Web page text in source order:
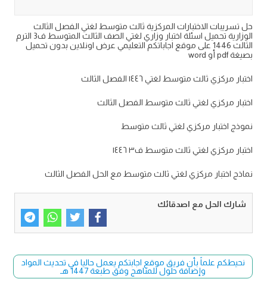
حل تسريبات الاختبارات المركزية ثالث متوسط لغتي الفصل الثالث
الوزارية تحميل اسئلة اختبار وزاري لغتي الصف الثالث المتوسط ف3 الترم
الثالث 1446 على موقع اجاباتكم التعليمي عرض اونلاين بدون تحميل
بصيغة pdf أو word
اختبار مركزي ثالث متوسط لغتي ١٤٤٦ الفصل الثالث
اختبار مركزي لغتي ثالث متوسط الفصل الثالث
نموذج اختبار مركزي لغتي ثالث متوسط
اختبار مركزي لغتي ثالث متوسط ف٣ ١٤٤٦
نماذج اختبار مركزي لغتي ثالث متوسط مع الحل الفصل الثالث
شارك الحل مع اصدقائك
نحيطكم علماً بأن فريق موقع اجابتكم يعمل حاليا في تحديث المواد
وإضافة حلول للمناهج وفق طبعة 1447 هـ